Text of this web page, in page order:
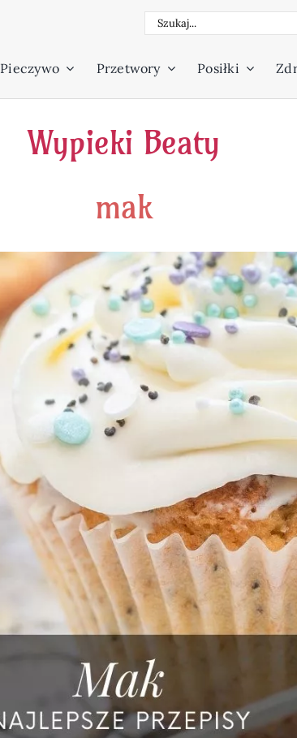
Szukaj
Pieczywo Przetwory Posiłki
Wypieki Beaty
mak